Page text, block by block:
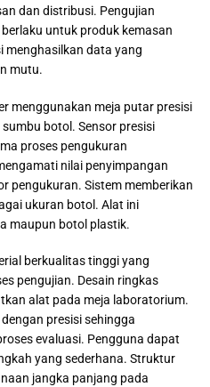
dan distribusi. Pengujian
untuk produk kemasan
menghasilkan data yang
mutu.
menggunakan meja putar presisi
botol. Sensor presisi
proses pengukuran
nilai penyimpangan
pengukuran. Sistem memberikan
ukuran botol. Alat ini
maupun botol plastik.
berkualitas tinggi yang
pengujian. Desain ringkas
alat pada meja laboratorium.
presisi sehingga
evaluasi. Pengguna dapat
yang sederhana. Struktur
jangka panjang pada